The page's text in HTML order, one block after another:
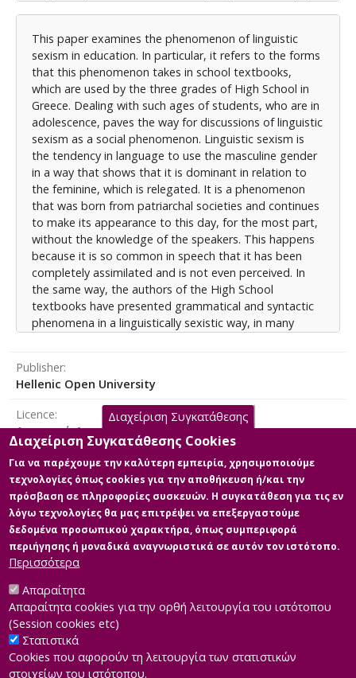
σχολικών εγχειριδίων του Γυμνασίου, σε πολλά
σημεία των βιβλίων, έχουν παρουσιάσει γραμματικά
και συντακτικά φαινόμενα με γλωσσικά σεξιστικό
τρόπο. Τα υποσυνείδητα μηνύματα που περνούν στο
μυαλό των εφήβων είναι τέτοια που μπορούν να
δημιουργήσουν την πεποίθηση περί ανισότητας των
δύο φύλων, σε συνδυασμό με άλλα κοινωνικά
φαινόμενα. Το γεγονός αυτό χρήζει άμεσου
περιορισμού με πρωτεργάτη την ίδια την εκπαίδευση.
Ο πιο ρεαλιστικός τρόπος αντιμετώπισης ενός
τέτοιου φαινομένου με παιδαγωγικό τρόπο, είναι
μέσω διδακτικών δραστηριοτήτων και συγκεκριμένα
υποσυνείδητων για να ταιριάζουν με τον
υποσυνείδητο τρόπο που ο γλωσσικός σεξισμός
εμφυτεύεται στο μυαλό του εφήβου.
This paper examines the phenomenon of linguistic
sexism in education. In particular, it refers to the forms
that this phenomenon takes in school textbooks,
which are used by the three grades of High School in
Greece. Dealing with such ages of students, who are in
adolescence, paves the way for discussions of linguistic
sexism as a social phenomenon. Linguistic sexism is
the tendency in language to use the masculine gender
in a way that shows that it is dominant in relation to
the feminine, which is relegated. It is a phenomenon
that was born from patriarchal societies and continues
to make its appearance to this day, for the most part,
without the knowledge of the speakers. This happens
because it is so common in speech that it has been
completely assimilated and is not even perceived. In
the same way, the authors of the High School
textbooks have presented grammatical and syntactic
phenomena in a linguistically sexistic way, in many
they can create the belief of gender inequality, in
combination with other social phenomena. This fact
needs immediate limitation with education itself as the
leader. The most realistic way to deal with such a
phenomenon in a pedagogical way is through teaching
activities and specifically subconscious ones to match
the subconscious way that linguistic sexism is
implanted in the adolescent ‘s mind.
Publisher
Hellenic Open University
Licence
Αναφορά Δημιουργού 4.0 Διεθνές
Main Files
Full text
Description: Τελική Διπλωματική
Διαχείριση Συγκατάθεσης
Διαχείριση Συγκατάθεσης Cookies
Για να παρέχουμε την καλύτερη εμπειρία, χρησιμοποιούμε
τεχνολογίες όπως cookies για την αποθήκευση ή/και την
πρόσβαση σε πληροφορίες συσκευών. Η συγκατάθεση για τις εν
λόγω τεχνολογίες θα μας επιτρέψει να επεξεργαστούμε
δεδομένα προσωπικού χαρακτήρα, όπως συμπεριφορά
περιήγησης ή μοναδικά αναγνωριστικά σε αυτόν τον ιστότοπο.
Περισσότερα
Απαραίτητα
Απαραίτητα cookies για την ορθή λειτουργία του ιστότοπου
(Session cookies etc)
Στατιστικά
Cookies που αφορούν τη λειτουργία των στατιστικών
στοιχείων του ιστότοπου.